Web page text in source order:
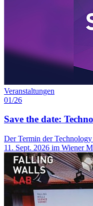
Veranstaltungen
01/26
Save the date:
Der Termin der
11. Sept. 2026 im Wiener